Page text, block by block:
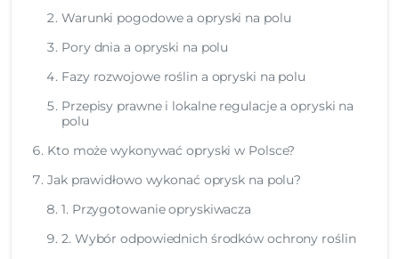
Warunki pogodowe a opryski na polu
Pory dnia a opryski na polu
Fazy rozwojowe roślin a opryski na polu
Przepisy prawne i lokalne regulacje a opryski na
polu
Kto może wykonywać opryski w Polsce?
Jak prawidłowo wykonać oprysk na polu?
1. Przygotowanie opryskiwacza
2. Wybór odpowiednich środków ochrony roślin